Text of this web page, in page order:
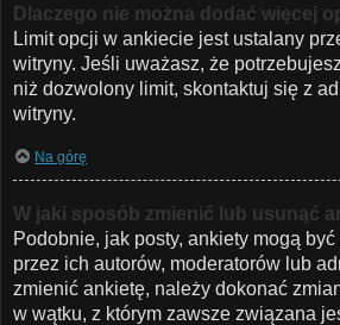
Dlaczego nie można dodać więcej
Limit opcji w ankiecie jest ustalany
witryny. Jeśli uważasz, że
niż dozwolony limit, skontaktuj się z
witryny.
Na górę
W jaki sposób zmienić lub usunąć
Podobnie, jak posty, ankiety mogą
przez ich autorów, moderatorów lub
zmienić ankietę, należy dokonać
w wątku, z którym zawsze związana